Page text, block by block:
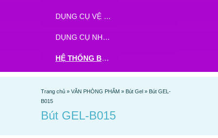
DỤNG CỤ VỆ SINH
DỤNG CỤ NHÀ BẾP
HỆ THỐNG BHX - TGDĐ ĐẶT HÀNG TẠI ĐÂY
Trang chủ » VĂN PHÒNG PHẨM » Bút Gel » Bút GEL-
B015
Bút GEL-B015